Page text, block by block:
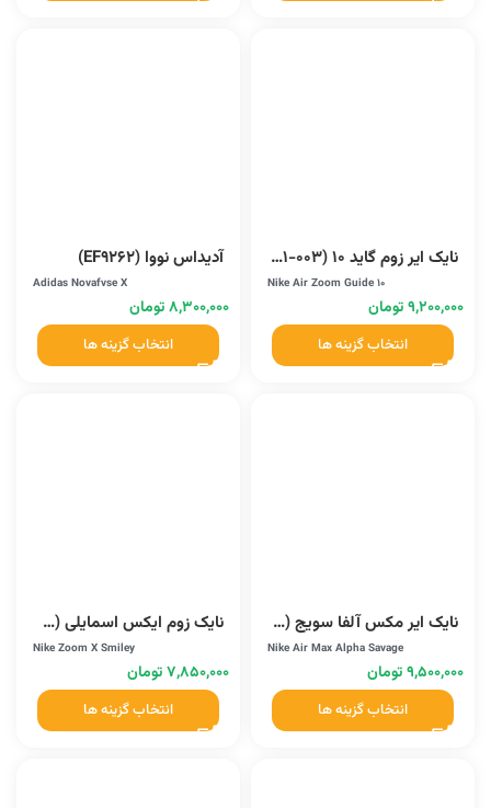
نایک ایر زوم گاید 10 (CJ0291-003)
Nike Air Zoom Guide 10
۹,۲۰۰,۰۰۰تومان
انتخاب گزینه ها
آدیداس نووا (EF9262)
Adidas Novafvse X
۸,۳۰۰,۰۰۰تومان
انتخاب گزینه ها
نایک ایر مکس آلفا سویج (AT3378-104)
Nike Air Max Alpha Savage
۹,۵۰۰,۰۰۰تومان
انتخاب گزینه ها
نایک زوم ایکس اسمایلی (CK4318-008M)
Nike Zoom X Smiley
۷,۸۵۰,۰۰۰تومان
انتخاب گزینه ها